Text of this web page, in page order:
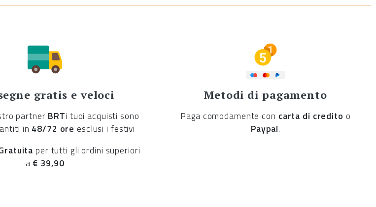
gratis e veloci
partner BRTi tuoi acquisti sono
in 48/72 ore esclusi i festivi
per tutti gli ordini superiori
a € 39,90
Metodi di pagamento
Paga comodamente con carta di credito o
Paypal.